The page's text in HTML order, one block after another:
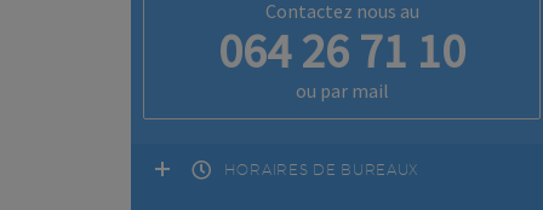
Contactez nous au
064 26 71 10
ou par mail
HORAIRES DE BUREAUX